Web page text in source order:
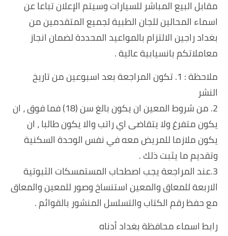
مقابل البيع المباشر للسيارات وسيتم الإعلان تباعا عن
اسماء المحالين للجان الطبية لجميع المتقدمين من
بغداد راجين الالتزام بالمواعيد المحددة لضمان انجاز
معاملاتكم بانسيابية عالية .
ملاحظة : 1. تكون المراجعة بعد اسبوعين من تاريخ
النشر
2. من شروط المعين ان يكون بالغ سن (18) فما فوق ، ان
يكون متفرغ ولا يتقاضى اي راتب والا يكون طالبا ، ان
يكون ملازما للمريض معه في نفس الوحدة السكنية
وتقديم ما يثبت ذلك .
3.عند المراجعة يجب اصطحاب المستمسكات الثبوتية
الاربعة للمعاق والمعين استنساخ وصور للمعين والمعاق
مع حفظ رقم الكتاب والتسلسل المنشور بالقوائم .
رابط اسماء محافظة بغداد أدناه